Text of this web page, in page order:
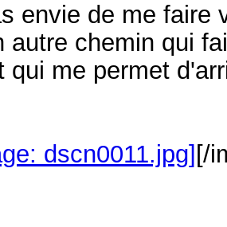
envie de me faire
autre chemin qui
qui me permet
[/